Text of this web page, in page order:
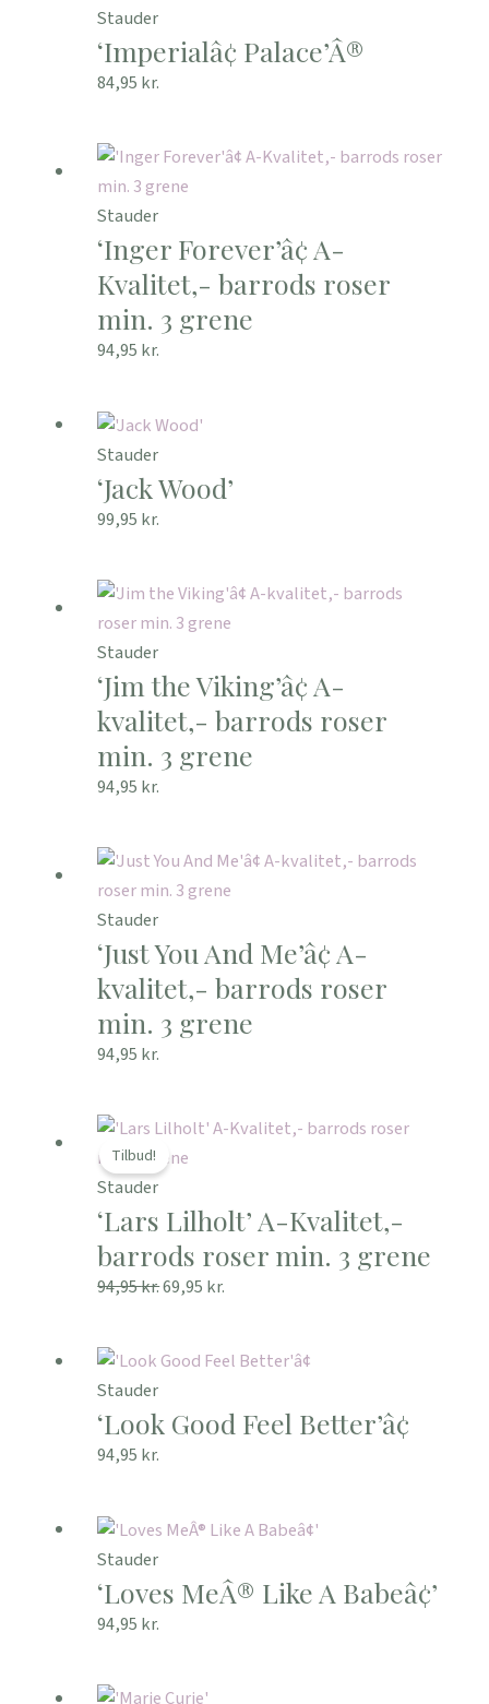
Stauder
‘Imperialâ¢ Palace’Â®
84,95 kr.
Stauder
‘Inger Forever’â¢ A-
Kvalitet,- barrods roser
min. 3 grene
94,95 kr.
Stauder
‘Jack Wood’
99,95 kr.
Stauder
‘Jim the Viking’â¢ A-
kvalitet,- barrods roser
min. 3 grene
94,95 kr.
Stauder
‘Just You And Me’â¢ A-
kvalitet,- barrods roser
min. 3 grene
94,95 kr.
Tilbud!
Stauder
‘Lars Lilholt’ A-Kvalitet,-
barrods roser min. 3 grene
94,95kr.
Den
oprindelige
var:
94,95 kr..
69,95 kr.
Den
er:
Stauder
‘Look Good Feel Better’â¢
94,95 kr.
Stauder
‘Loves MeÂ® Like A Babeâ¢’
94,95 kr.